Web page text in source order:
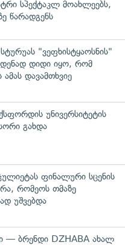
სპექტაკლ მოახლეებს,
წარადგენს
"ვეფხისტყაოსნის"
დიდი იყო, რომ
დავამთხვიე
უნივერსიტეტის
გახდა
ფინალური სცენის
რომეოს თმაზე
უშვებდა
— ბრენდი DZHABA ახალ